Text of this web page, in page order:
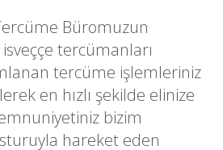
Büromuzun
tercümanları
tercüme işlemleriniz
en hızlı şekilde elinize
bizim
hareket eden